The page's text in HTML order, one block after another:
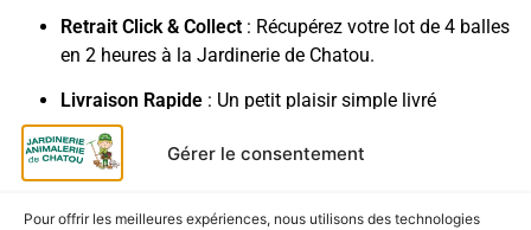
Gérer le consentement
Pour offrir les meilleures expériences, nous utilisons des technologies
Retrait Click & Collect : Récupérez votre lot de 4 balles
en 2 heures à la Jardinerie de Chatou.
Livraison Rapide : Un petit plaisir simple livré
directement chez vous pour une surprise immédiate.